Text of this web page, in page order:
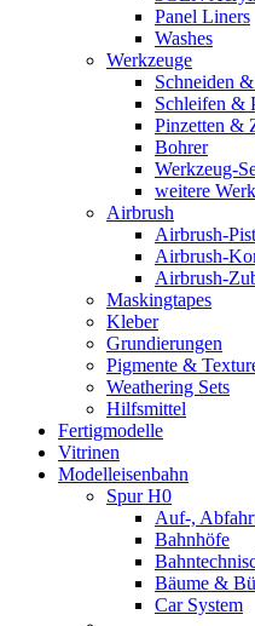
Panel Liners
Washes
Werkzeuge
Schneiden
Schleifen &
Pinzetten &
Bohrer
Werkzeug-
weitere
Airbrush
Airbrush-
Airbrush-
Airbrush-
Maskingtapes
Kleber
Grundierungen
Pigmente &
Weathering Sets
Hilfsmittel
Fertigmodelle
Vitrinen
Modelleisenbahn
Spur H0
Auf-,
Bahnhöfe
Bäume &
Car System